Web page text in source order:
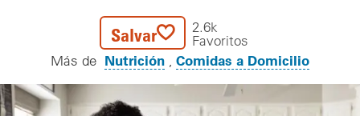
Salvar
2.6k
Favoritos
Más de Nutrición Comidas a Domicilio